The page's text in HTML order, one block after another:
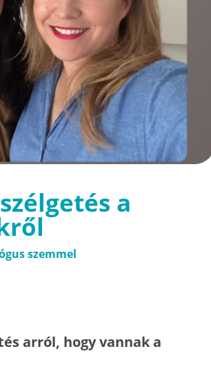
a
szemmel
arról, hogy vannak a